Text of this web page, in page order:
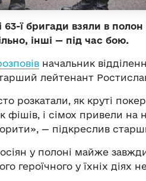
63-ї бригади взяли в
інші — під час бою.
начальник
лейтенант
розкатали, як круті
фішів, і сімох привели на
— підкреслив
у полоні майже
героїчного у їхніх діях